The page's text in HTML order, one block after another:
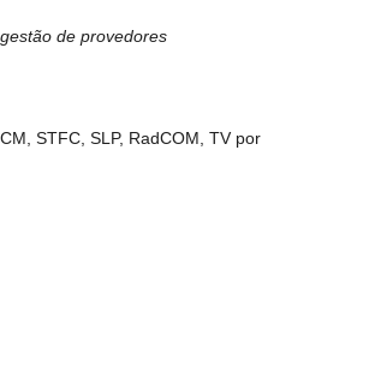
de provedores
STFC, SLP, RadCOM, TV por